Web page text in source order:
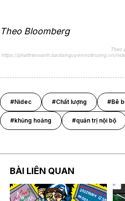
Theo Bloomberg
Theo
https://phattrienxanh.baotainguyenmoitruong.vn/
#Nidec #Chất lượng #Bê
#khủng hoảng #quản trị nội bộ
BÀI LIÊN QUAN